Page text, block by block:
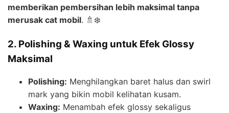
memberikan pembersihan lebih maksimal tanpa
merusak cat mobil. 🚿❄️
2. Polishing & Waxing untuk Efek Glossy
Maksimal
Polishing: Menghilangkan baret halus dan swirl
mark yang bikin mobil kelihatan kusam.
Waxing: Menambah efek glossy sekaligus